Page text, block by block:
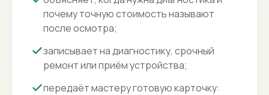
почему точную стоимость называют
после осмотра;
записывает на диагностику, срочный
ремонт или приём устройства;
передаёт мастеру готовую карточку: